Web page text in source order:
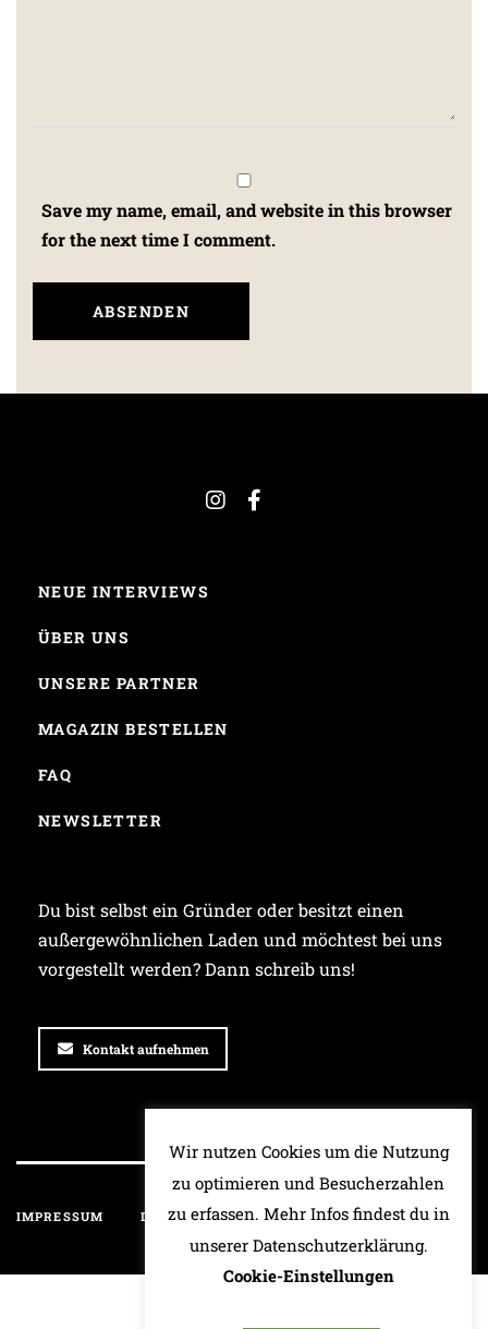
Save my name, email, and website in this browser
for the next time I comment.
NEUE INTERVIEWS
ÜBER UNS
UNSERE PARTNER
MAGAZIN BESTELLEN
FAQ
NEWSLETTER
Du bist selbst ein Gründer oder besitzt einen
außergewöhnlichen Laden und möchtest bei uns
vorgestellt werden? Dann schreib uns!
Kontakt aufnehmen
IMPRESSUM DATENSCHUTZ HAFTUNGSAUSSCHLUSS
Wir nutzen Cookies um die Nutzung
zu optimieren und Besucherzahlen
zu erfassen. Mehr Infos findest du in
unserer Datenschutzerklärung.
Cookie-Einstellungen